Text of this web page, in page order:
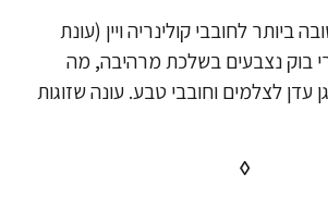
לחובבי קולינריה ויין (עונת
נצבעים בשלכת מרהיבה, מה
לצלמים וחובבי טבע. עונה שזוגות